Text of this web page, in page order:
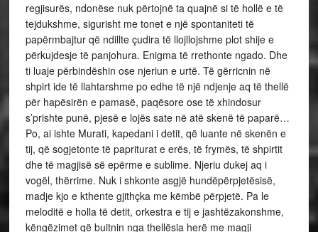
regjisurës, ndonëse nuk përtojnë ta quajnë si të hollë e të
tejdukshme, sigurisht me tonet e një spontaniteti të
papërmbajtur që ndillte çudira të llojllojshme plot shije e
përkujdesje të panjohura. Enigma të rrethonte ngado. Dhe
ti luaje përbindëshin ose njeriun e urtë. Të gërricnin në
shpirt ide të llahtarshme po edhe të një ndjenje aq të thellë
për hapësirën e pamasë, paqësore ose të xhindosur
s’prishte punë, pjesë e lojës sate në atë skenë të paparë…
Po, ai ishte Murati, kapedani i detit, që luante në skenën e
tij, që sogjetonte të papriturat e erës, të frymës, të shpirtit
dhe të magjisë së epërme e sublime. Njeriu dukej aq i
vogël, thërrime. Nuk i shkonte asgjë hundëpërpjetësisë,
madje kjo e kthente gjithçka me këmbë përpjetë. Pa le
meloditë e holla të detit, orkestra e tij e jashtëzakonshme,
këngëzimet që buitnin nga thellësia herë me magji